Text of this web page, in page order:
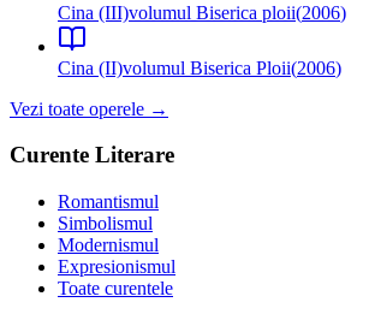
Cina (III)volumul Biserica ploii(2006)
Cina (II)volumul Biserica Ploii(2006)
Vezi toate operele →
Curente Literare
Romantismul
Simbolismul
Modernismul
Expresionismul
Toate curentele